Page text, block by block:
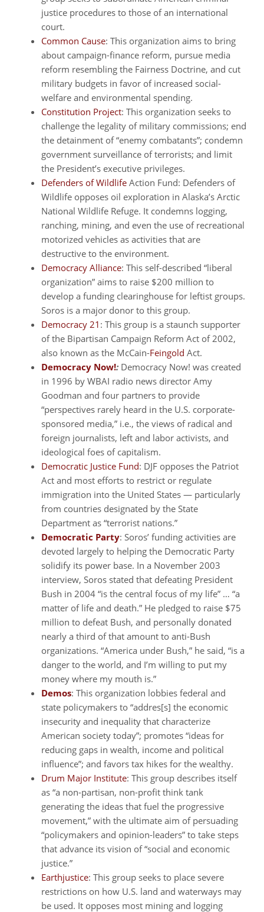
justice procedures to those of an international
court.
Common Cause: This organization aims to bring
about campaign-finance reform, pursue media
reform resembling the Fairness Doctrine, and cut
military budgets in favor of increased social-
welfare and environmental spending.
Constitution Project: This organization seeks to
challenge the legality of military commissions; end
the detainment of “enemy combatants”; condemn
government surveillance of terrorists; and limit
the President’s executive privileges.
Defenders of Wildlife Action Fund: Defenders of
Wildlife opposes oil exploration in Alaska’s Arctic
National Wildlife Refuge. It condemns logging,
ranching, mining, and even the use of recreational
motorized vehicles as activities that are
destructive to the environment.
Democracy Alliance: This self-described “liberal
organization” aims to raise $200 million to
develop a funding clearinghouse for leftist groups.
Soros is a major donor to this group.
Democracy 21 : This group is a staunch supporter
of the Bipartisan Campaign Reform Act of 2002,
also known as the McCain-Feingold Act.
Democracy Now!: Democracy Now! was created
in 1996 by WBAI radio news director Amy
Goodman and four partners to provide
“perspectives rarely heard in the U.S. corporate-
sponsored media,” i.e., the views of radical and
foreign journalists, left and labor activists, and
ideological foes of capitalism.
Democratic Justice Fund: DJF opposes the Patriot
Act and most efforts to restrict or regulate
immigration into the United States — particularly
from countries designated by the State
Department as “terrorist nations.”
Democratic Party: Soros’ funding activities are
devoted largely to helping the Democratic Party
solidify its power base. In a November 2003
interview, Soros stated that defeating President
Bush in 2004 “is the central focus of my life” … “a
matter of life and death.” He pledged to raise $75
million to defeat Bush, and personally donated
nearly a third of that amount to anti-Bush
organizations. “America under Bush,” he said, “is a
danger to the world, and I’m willing to put my
money where my mouth is.”
Demos: This organization lobbies federal and
state policymakers to “addres[s] the economic
insecurity and inequality that characterize
American society today”; promotes “ideas for
reducing gaps in wealth, income and political
influence”; and favors tax hikes for the wealthy.
Drum Major Institute: This group describes itself
as “a non-partisan, non-profit think tank
generating the ideas that fuel the progressive
movement,” with the ultimate aim of persuading
“policymakers and opinion-leaders” to take steps
that advance its vision of “social and economic
justice.”
Earthjustice: This group seeks to place severe
restrictions on how U.S. land and waterways may
be used. It opposes most mining and logging